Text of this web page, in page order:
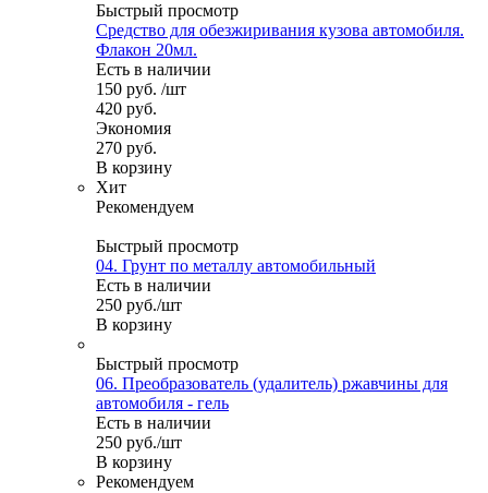
Быстрый просмотр
Средство для обезжиривания кузова автомобиля.
Флакон 20мл.
Есть в наличии
150 руб. /шт
420 руб.
Экономия
270 руб.
В корзину
Хит
Рекомендуем
Быстрый просмотр
04. Грунт по металлу автомобильный
Есть в наличии
250 руб./шт
В корзину
Быстрый просмотр
06. Преобразователь (удалитель) ржавчины для
автомобиля - гель
Есть в наличии
250 руб./шт
В корзину
Рекомендуем